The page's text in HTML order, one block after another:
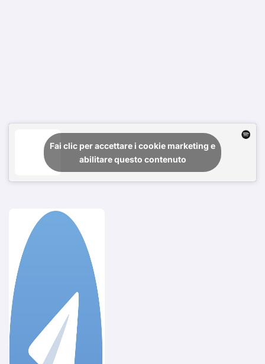
Fai clic per accettare i cookie marketing e
abilitare questo contenuto